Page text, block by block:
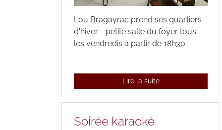
Lou Bragayrac prend ses quartiers
d'hiver - petite salle du foyer tous
les vendredis à partir de 18h30.
Lire la suite
Soirée karaoké